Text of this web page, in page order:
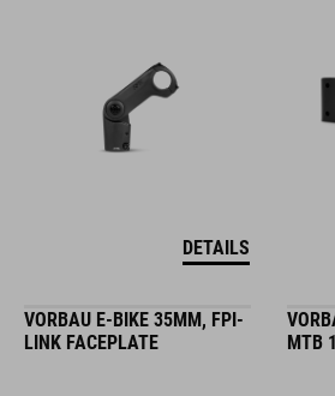
DETAILS
VORBAU E-BIKE 35MM, FPI-
LINK FACEPLATE
MTB